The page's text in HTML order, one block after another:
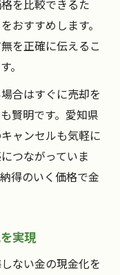
を比較できるた
おすすめします。
を正確に伝えるこ
。
合はすぐに売却を
賢明です。愛知県
ャンセルも気軽に
つながっていま
得のいく価格で金
実現
ない金の現金化を